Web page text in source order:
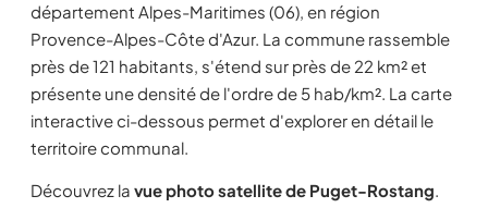
département Alpes-Maritimes (06), en région
Provence-Alpes-Côte d'Azur. La commune rassemble
près de 121 habitants, s'étend sur près de 22 km² et
présente une densité de l'ordre de 5 hab/km². La carte
interactive ci-dessous permet d'explorer en détail le
territoire communal.
Découvrez la vue photo satellite de Puget-Rostang.